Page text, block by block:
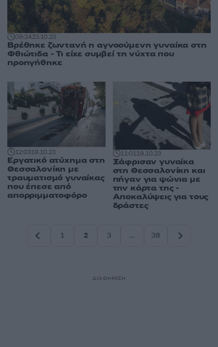
09:2423.10.23
Βρέθηκε ζωντανή η αγνοούμενη γυναίκα στη
Φθιώτιδα - Τι είχε συμβεί τη νύχτα που
προηγήθηκε
12:0319.10.23
Εργατικό ατύχημα στη
Θεσσαλονίκη με
τραυματισμό γυναίκας
που έπεσε από
απορριμματοφόρο
11:0119.10.23
Ξάφρισαν γυναίκα
στη Θεσσαλονίκη και
πήγαν για ψώνια με
την κάρτα της -
Αποκαλύψεις για τους
δράστες
1
2
3
…
38
ΔΙΑΦΗΜΙΣΗ